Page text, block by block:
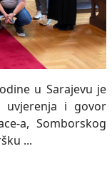
u Sarajevu je
uvjerenja i govor
a, Somborskog
...